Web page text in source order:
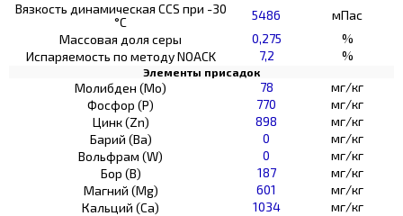
Вязкость динамическая CCS при -30
°С
5486
мПас
Массовая доля серы
0,275
%
Испаряемость по методу NOACK
7,2 %
Элементы присадок
Молибден (Мо) 78
мг/кг
Фосфор (Р)
770
мг/кг
Цинк (Zn)
898
мг/кг
Барий (Ва)
0
мг/кг
Вольфрам (W)
0
мг/кг
Бор (В)
187
мг/кг
Магний (Mg)
601
мг/кг
Кальций (Са)
1034 мг/кг